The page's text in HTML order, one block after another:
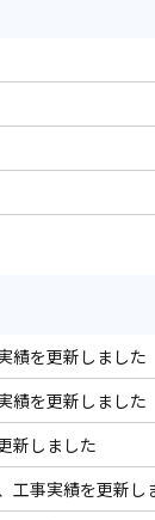
績を更新しました
績を更新しました
新しました
工事実績を更新し